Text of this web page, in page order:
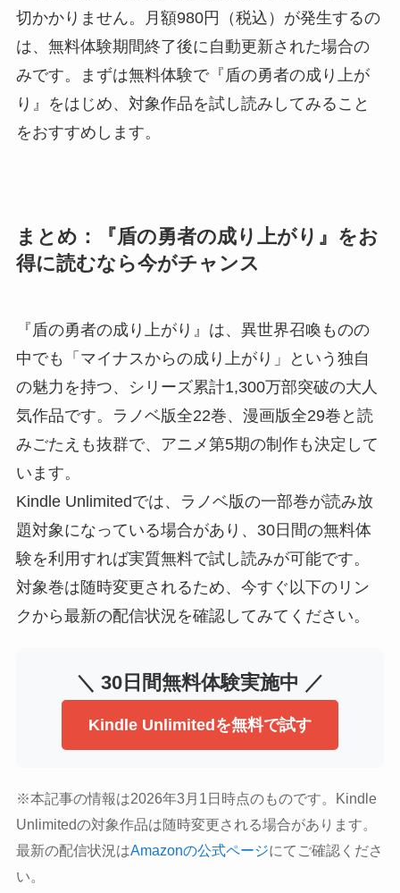
切かかりません。月額980円（税込）が発生するの
は、無料体験期間終了後に自動更新された場合の
みです。まずは無料体験で『盾の勇者の成り上が
り』をはじめ、対象作品を試し読みしてみること
をおすすめします。
まとめ：『盾の勇者の成り上がり』をお
得に読むなら今がチャンス
『盾の勇者の成り上がり』は、異世界召喚ものの
中でも「マイナスからの成り上がり」という独自
の魅力を持つ、シリーズ累計1,300万部突破の大人
気作品です。ラノベ版全22巻、漫画版全29巻と読
みごたえも抜群で、アニメ第5期の制作も決定して
います。
Kindle Unlimitedでは、ラノベ版の一部巻が読み放
題対象になっている場合があり、30日間の無料体
験を利用すれば実質無料で試し読みが可能です。
対象巻は随時変更されるため、今すぐ以下のリン
クから最新の配信状況を確認してみてください。
＼ 30日間無料体験実施中 ／
Kindle Unlimitedを無料で試す
※本記事の情報は2026年3月1日時点のものです。Kindle
Unlimitedの対象作品は随時変更される場合があります。
最新の配信状況はAmazonの公式ページにてご確認くださ
い。